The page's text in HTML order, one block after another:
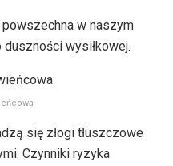
w naszym
wysiłkowej.
się złogi tłuszczowe
Czynniki ryzyka